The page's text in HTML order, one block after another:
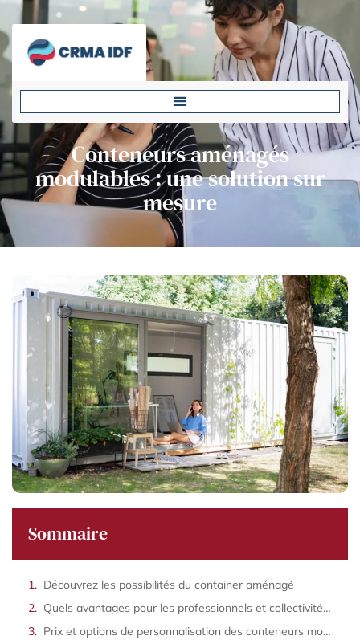
Conteneurs aménagés
modulables : une solution sur
mesure
Sommaire
Découvrez les possibilités du container aménagé
Quels avantages pour les professionnels et collectivités ?
Prix et options de personnalisation des conteneurs modulables